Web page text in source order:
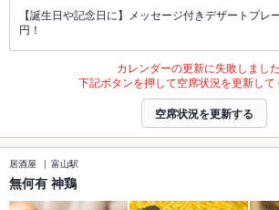
【誕生日や記念日に】メッセージ付きデザートプ
円！
カレンダーの更新に失敗しました
下記ボタンを押して空席状況を更新して
空席状況を更新する
居酒屋 富山駅
無何有 神鶏